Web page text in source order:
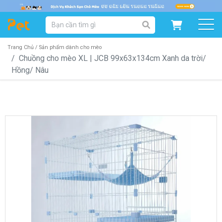
DANH MỤC SẢN PHẨM
SẢN PHẨM DÀNH CHO MÈO
SẨN PHẨM THEO THƯƠNG HIỆU
Trang Chủ / Sản phẩm dành cho mèo
Chuồng cho mèo XL | JCB 99x63x134cm Xanh da trời/
Hồng/ Nâu